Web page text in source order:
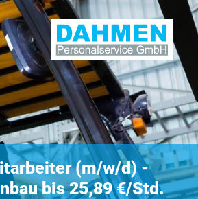
(m/w/d) -
bis 25,89 €/Std.